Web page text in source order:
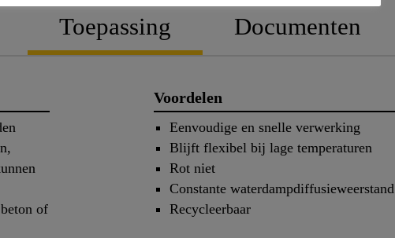
Toepassing Documenten
of
Voordelen
Eenvoudige en snelle verwerking
Blijft flexibel bij lage temperaturen
Rot niet
Constante waterdampdiffusieweerstand
Recycleerbaar